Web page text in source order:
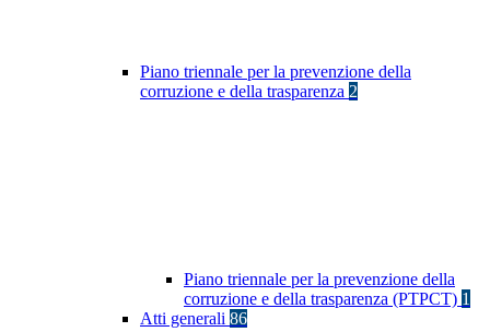
Piano triennale per la prevenzione della
corruzione e della trasparenza 2
Piano triennale per la prevenzione della
corruzione e della trasparenza (PTPCT) 1
Atti generali 86